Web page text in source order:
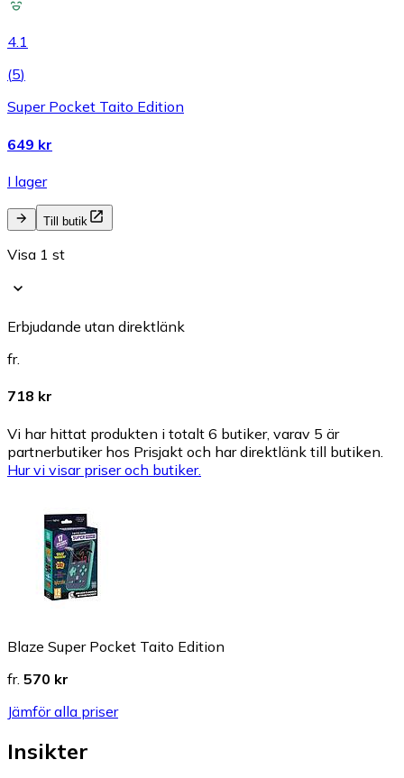
4.1
(5)
Super Pocket Taito Edition
649 kr
I lager
Till butik
Visa 1 st
Erbjudande utan direktlänk
fr.
718 kr
Vi har hittat produkten i totalt 6 butiker, varav 5 är
partnerbutiker hos Prisjakt och har direktlänk till butiken.
Hur vi visar priser och butiker.
Blaze Super Pocket Taito Edition
fr. 570 kr
Jämför alla priser
Insikter